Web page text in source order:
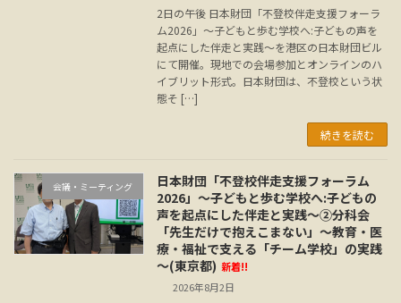
2日の午後 日本財団「不登校伴走支援フォーラ
ム2026」～子どもと歩む学校へ:子どもの声を
起点にした伴走と実践～を港区の日本財団ビル
にて開催。現地での会場参加とオンラインのハ
イブリット形式。日本財団は、不登校という状
態そ […]
続きを読む
会議・ミーティング
日本財団「不登校伴走支援フォーラム
2026」～子どもと歩む学校へ:子どもの
声を起点にした伴走と実践～②分科会
「先生だけで抱えこまない」～教育・医
療・福祉で支える「チーム学校」の実践
～(東京都) 新着!!
2026年8月2日